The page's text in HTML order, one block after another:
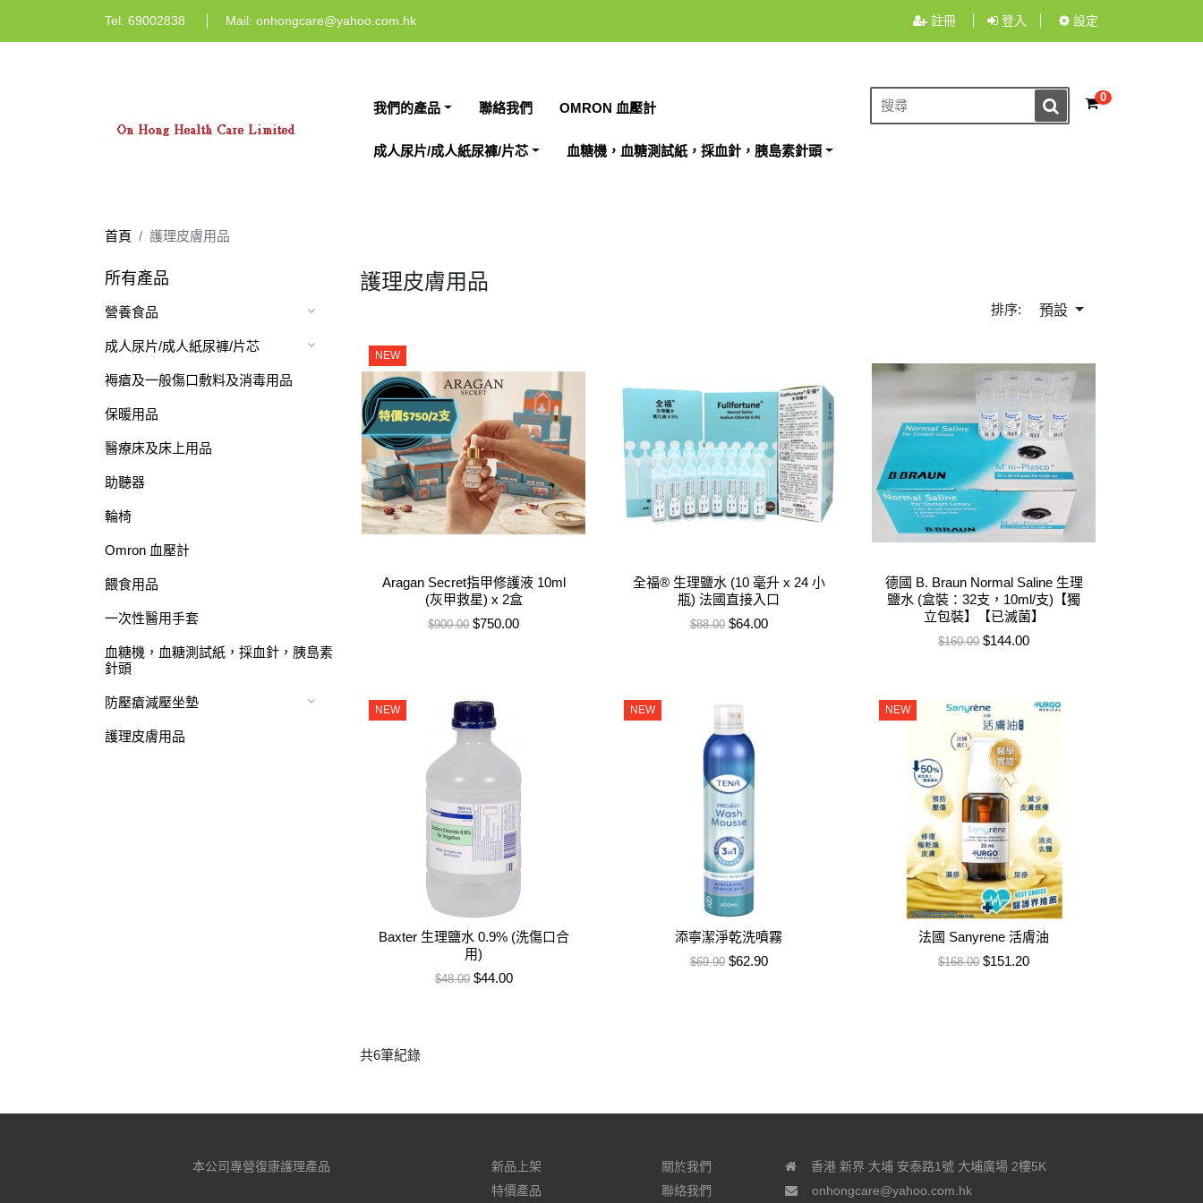
Tel: 69002838 Mail: onhongcare@yahoo.com.hk 設定
註冊 登入
我們的產品 聯絡我們 OMRON 血壓計
成人尿片/成人紙尿褲/片芯 血糖機，血糖測試紙，採血針，胰島素針頭
0
首頁 護理皮膚用品
所有產品
營養食品
成人尿片/成人紙尿褲/片芯
褥瘡及一般傷口敷料及消毒用品
保暖用品
醫療床及床上用品
助聽器
輪椅
Omron 血壓計
餵食用品
一次性醫用手套
血糖機，血糖測試紙，採血針，胰島素
針頭
防壓瘡減壓坐墊
護理皮膚用品
護理皮膚用品
排序: 預設
NEW
Aragan Secret指甲修護液 10ml
(灰甲救星) x 2盒
售價
$900.00 特價
$750.00
全福® 生理鹽水 (10 毫升 x 24 小
瓶) 法國直接入口
售價
$88.00 特價
$64.00
德國 B. Braun Normal Saline 生理
鹽水 (盒裝：32支，10ml/支)【獨
立包裝】【已滅菌】
售價
$160.00 特價
$144.00
NEW
Baxter 生理鹽水 0.9% (洗傷口合
用)
售價
$48.00 特價
$44.00
NEW
添寧潔淨乾洗噴霧
售價
$69.90 特價
$62.90
NEW
法國 Sanyrene 活膚油
售價
$168.00 特價
$151.20
共6筆紀錄
本公司專營復康護理產品
新品上架
特價產品
關於我們
聯絡我們
香港 新界 大埔 安泰路1號 大埔廣場 2樓5K
onhongcare@yahoo.com.hk